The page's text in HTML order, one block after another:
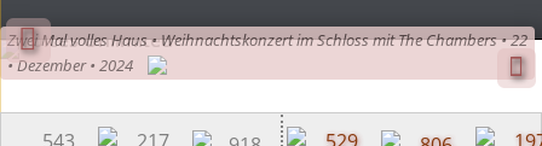
Skip
to
content
Zwei Mal volles Haus • Weihnachtskonzert im Schloss mit The Chambers • 22
• Dezember • 2024